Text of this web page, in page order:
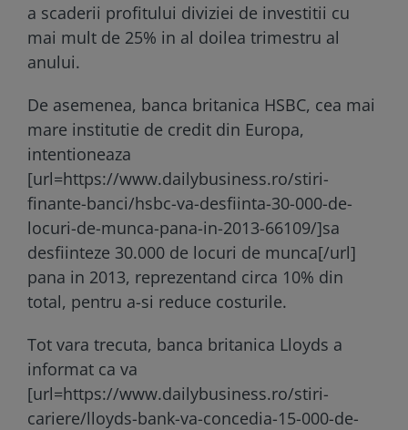
a scaderii profitului diviziei de investitii cu
mai mult de 25% in al doilea trimestru al
anului.
De asemenea, banca britanica HSBC, cea mai
mare institutie de credit din Europa,
intentioneaza
[url=https://www.dailybusiness.ro/stiri-
finante-banci/hsbc-va-desfiinta-30-000-de-
locuri-de-munca-pana-in-2013-66109/]sa
desfiinteze 30.000 de locuri de munca[/url]
pana in 2013, reprezentand circa 10% din
total, pentru a-si reduce costurile.
Tot vara trecuta, banca britanica Lloyds a
informat ca va
[url=https://www.dailybusiness.ro/stiri-
cariere/lloyds-bank-va-concedia-15-000-de-